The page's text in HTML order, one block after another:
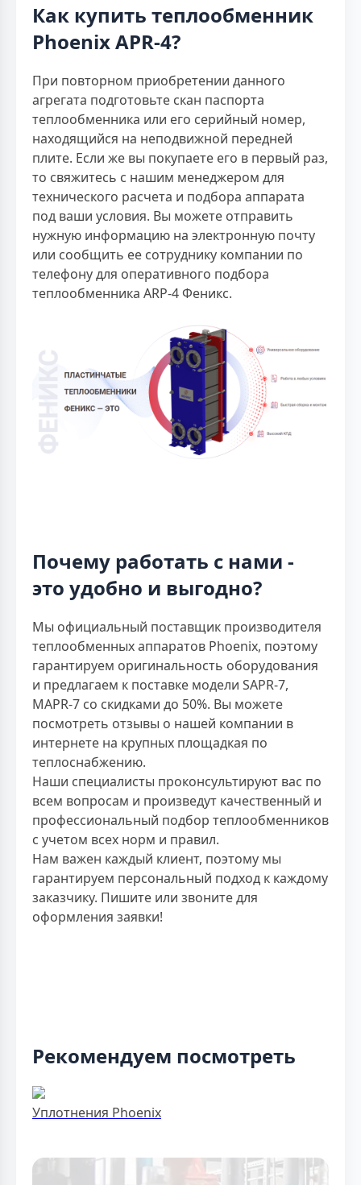
Как купить теплообменник
Phoenix APR-4?
При повторном приобретении данного
агрегата подготовьте скан паспорта
теплообменника или его серийный номер,
находящийся на неподвижной передней
плите. Если же вы покупаете его в первый раз,
то свяжитесь с нашим менеджером для
технического расчета и подбора аппарата
под ваши условия. Вы можете отправить
нужную информацию на электронную почту
или сообщить ее сотруднику компании по
телефону для оперативного подбора
теплообменника ARP-4 Феникс.
Почему работать с нами -
это удобно и выгодно?
Мы официальный поставщик производителя
теплообменных аппаратов Phoenix, поэтому
гарантируем оригинальность оборудования
и предлагаем к поставке модели SAPR-7,
MAPR-7 со скидками до 50%. Вы можете
посмотреть отзывы о нашей компании в
интернете на крупных площадкая по
теплоснабжению.
Наши специалисты проконсультируют вас по
всем вопросам и произведут качественный и
профессиональный подбор теплообменников
с учетом всех норм и правил.
Нам важен каждый клиент, поэтому мы
гарантируем персональный подход к каждому
заказчику. Пишите или звоните для
оформления заявки!
Рекомендуем посмотреть
Уплотнения Phoenix